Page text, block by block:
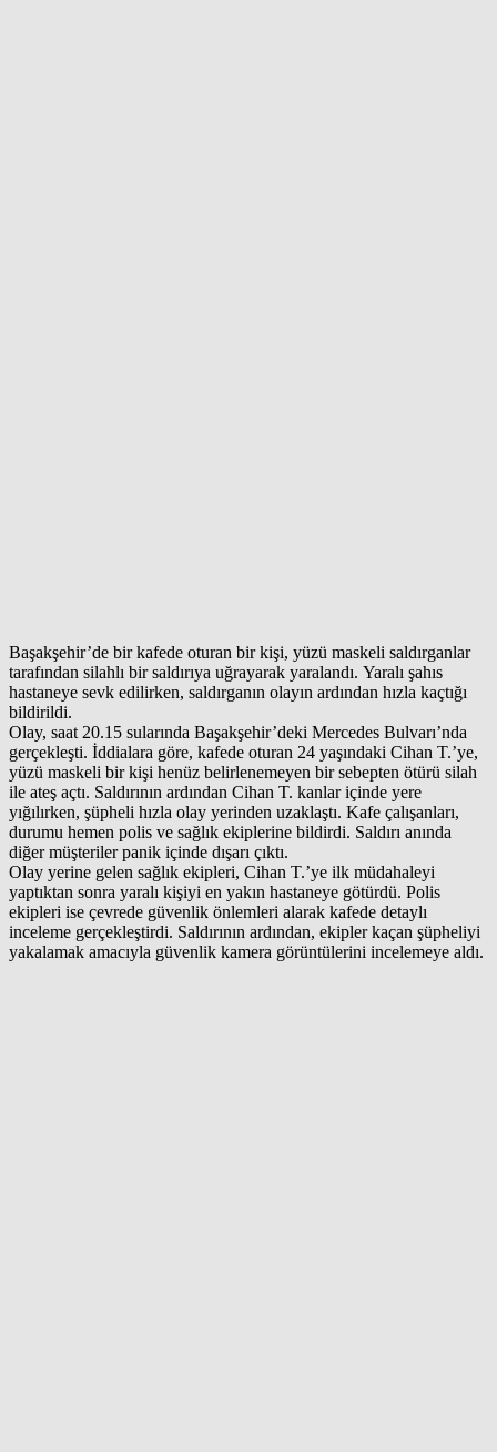
Başakşehir’de bir kafede oturan bir kişi, yüzü maskeli saldırganlar
tarafından silahlı bir saldırıya uğrayarak yaralandı. Yaralı şahıs
hastaneye sevk edilirken, saldırganın olayın ardından hızla kaçtığı
bildirildi.
Olay, saat 20.15 sularında Başakşehir’deki Mercedes Bulvarı’nda
gerçekleşti. İddialara göre, kafede oturan 24 yaşındaki Cihan T.’ye,
yüzü maskeli bir kişi henüz belirlenemeyen bir sebepten ötürü silah
ile ateş açtı. Saldırının ardından Cihan T. kanlar içinde yere
yığılırken, şüpheli hızla olay yerinden uzaklaştı. Kafe çalışanları,
durumu hemen polis ve sağlık ekiplerine bildirdi. Saldırı anında
diğer müşteriler panik içinde dışarı çıktı.
Olay yerine gelen sağlık ekipleri, Cihan T.’ye ilk müdahaleyi
yaptıktan sonra yaralı kişiyi en yakın hastaneye götürdü. Polis
ekipleri ise çevrede güvenlik önlemleri alarak kafede detaylı
inceleme gerçekleştirdi. Saldırının ardından, ekipler kaçan şüpheliyi
yakalamak amacıyla güvenlik kamera görüntülerini incelemeye aldı.